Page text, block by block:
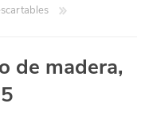
de madera,